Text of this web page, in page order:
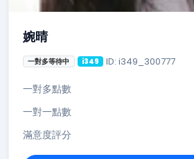
婉晴
一對多等待中 i349 ID: i349_300777
一對多點數
一對一點數
滿意度評分